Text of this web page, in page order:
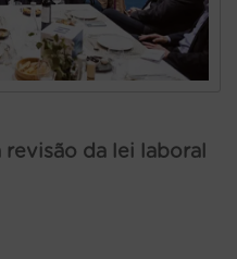
da lei laboral